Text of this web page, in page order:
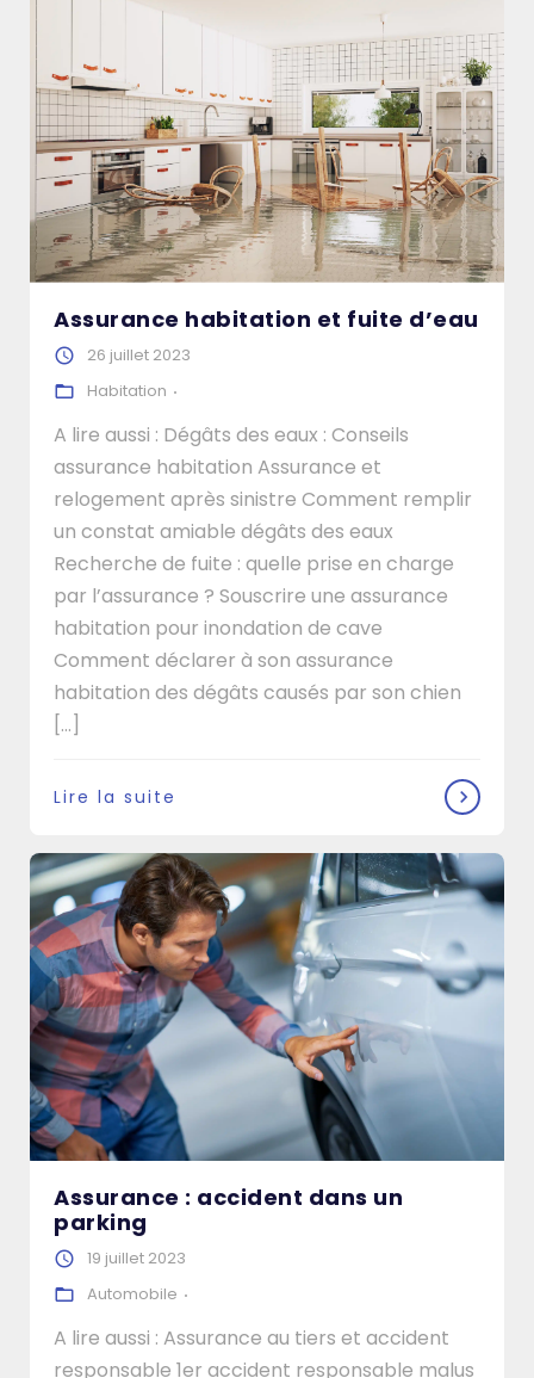
Assurance habitation et fuite d’eau
26 juillet 2023
Habitation
A lire aussi : Dégâts des eaux : Conseils
assurance habitation Assurance et
relogement après sinistre Comment remplir
un constat amiable dégâts des eaux
Recherche de fuite : quelle prise en charge
par l’assurance ? Souscrire une assurance
habitation pour inondation de cave
Comment déclarer à son assurance
habitation des dégâts causés par son chien
[…]
Lire la suite
Assurance : accident dans un
parking
19 juillet 2023
Automobile
A lire aussi : Assurance au tiers et accident
responsable 1er accident responsable malus